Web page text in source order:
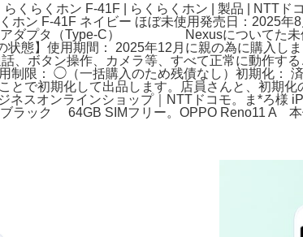
くらくホン F-41F | らくらくホン | 製品 | NTT
ホン F-41F ネイビー ほぼ未使用発売日：2025
アダプタ（Type-C） Nexusについてた未使
態】​使用期間： 2025年12月に親の為に購入し
、ボタン操作、カメラ等、すべて正常に動作す
制限： ◯（一括購入のため残債なし）​初期化：
とで初期化して出品します。店員さんと、初期
ネスオンラインショップ｜NTTドコモ。ま*ろ
ラック 64GB SIMフリー。OPPO Reno11 A 本